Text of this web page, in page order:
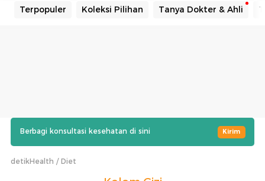
Terpopuler Koleksi Pilihan Tanya Dokter & Ahli
Berbagi konsultasi kesehatan di sini Kirim
detikHealth Diet